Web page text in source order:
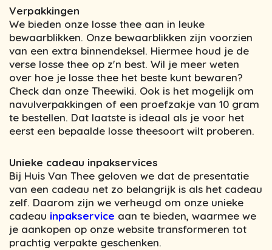
Verpakkingen
We bieden onze losse thee aan in leuke
bewaarblikken. Onze bewaarblikken zijn voorzien
van een extra binnendeksel. Hiermee houd je de
verse losse thee op z'n best. Wil je meer weten
over hoe je losse thee het beste kunt bewaren?
Check dan onze Theewiki. Ook is het mogelijk om
navulverpakkingen of een proefzakje van 10 gram
te bestellen. Dat laatste is ideaal als je voor het
eerst een bepaalde losse theesoort wilt proberen.
Unieke cadeau inpakservices
Bij Huis Van Thee geloven we dat de presentatie
van een cadeau net zo belangrijk is als het cadeau
zelf. Daarom zijn we verheugd om onze unieke
cadeau inpakservice aan te bieden, waarmee we
je aankopen op onze website transformeren tot
prachtig verpakte geschenken.